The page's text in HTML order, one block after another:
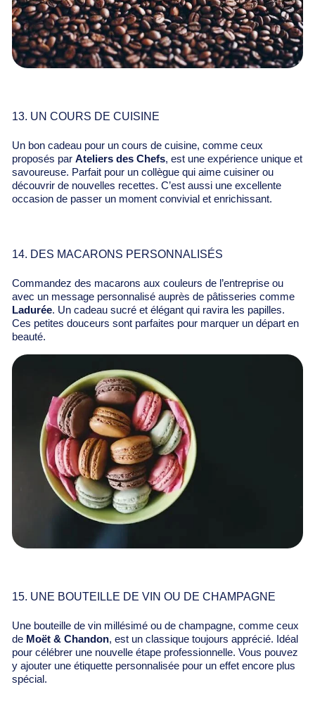
13. UN COURS DE CUISINE
Un bon cadeau pour un cours de cuisine, comme ceux
proposés par Ateliers des Chefs, est une expérience unique et
savoureuse. Parfait pour un collègue qui aime cuisiner ou
découvrir de nouvelles recettes. C’est aussi une excellente
occasion de passer un moment convivial et enrichissant.
14. DES MACARONS PERSONNALISÉS
Commandez des macarons aux couleurs de l’entreprise ou
avec un message personnalisé auprès de pâtisseries comme
Ladurée. Un cadeau sucré et élégant qui ravira les papilles.
Ces petites douceurs sont parfaites pour marquer un départ en
beauté.
15. UNE BOUTEILLE DE VIN OU DE CHAMPAGNE
Une bouteille de vin millésimé ou de champagne, comme ceux
de Moët & Chandon, est un classique toujours apprécié. Idéal
pour célébrer une nouvelle étape professionnelle. Vous pouvez
y ajouter une étiquette personnalisée pour un effet encore plus
spécial.